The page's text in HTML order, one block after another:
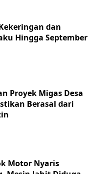
dan
Hingga September
Proyek Migas Desa
Berasal dari
Motor Nyaris